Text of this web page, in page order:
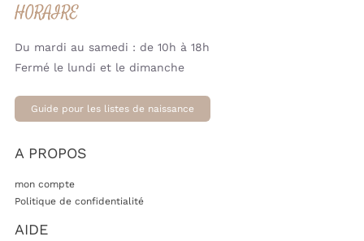
HORAIRE
Du mardi au samedi : de 10h à 18h
Fermé le lundi et le dimanche
Guide pour les listes de naissance
A PROPOS
mon compte
Politique de confidentialité
AIDE